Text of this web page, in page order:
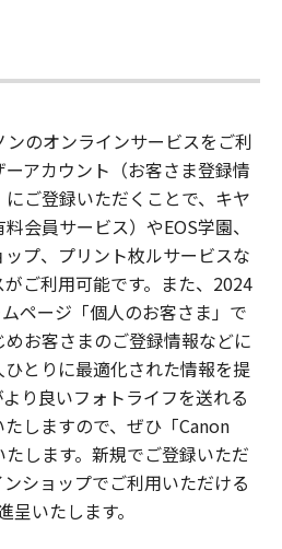
ンのオンラインサービスをご利
アカウント（お客さま登録情
ご登録いただくことで、キヤ
会員サービス）やEOS学園、
プ、プリント枚ルサービスな
ご利用可能です。また、2024
ページ「個人のお客さま」で
お客さまのご登録情報などに
とりに最適化された情報を提
り良いフォトライフを送れる
しますので、ぜひ「Canon
します。新規でご登録いただ
ショップでご利用いただける
いたします。